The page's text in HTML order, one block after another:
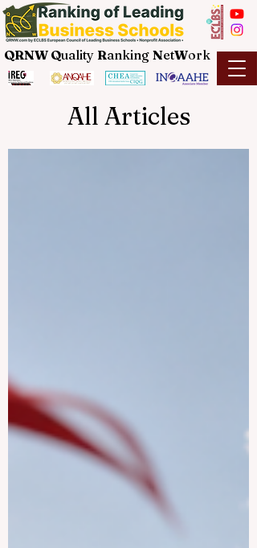
QRNW Quality Ranking NetWork
All Articles